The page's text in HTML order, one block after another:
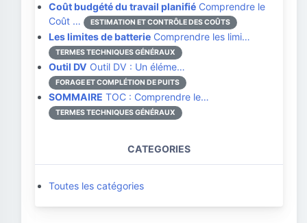
Coût budgété du travail planifié Comprendre le
Coût …
ESTIMATION ET CONTRÔLE DES COÛTS
Les limites de batterie Comprendre les limi…
TERMES TECHNIQUES GÉNÉRAUX
Outil DV Outil DV : Un éléme…
FORAGE ET COMPLÉTION DE PUITS
SOMMAIRE TOC : Comprendre le…
TERMES TECHNIQUES GÉNÉRAUX
CATEGORIES
Toutes les catégories